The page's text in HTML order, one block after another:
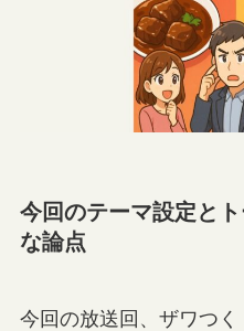
今回のテーマ設定と
な論点
今回の放送回、ザワつ